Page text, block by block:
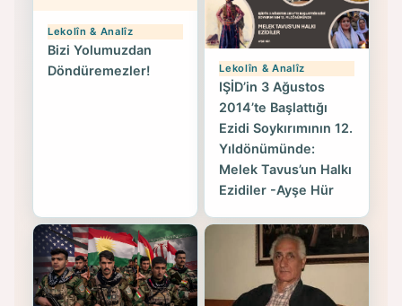
Lekolîn & Analîz
Bizi Yolumuzdan
Döndüremezler!
Lekolîn & Analîz
IŞİD’in 3 Ağustos
2014’te Başlattığı
Ezidi Soykırımının 12.
Yıldönümünde:
Melek Tavus’un Halkı
Ezidiler -Ayşe Hür